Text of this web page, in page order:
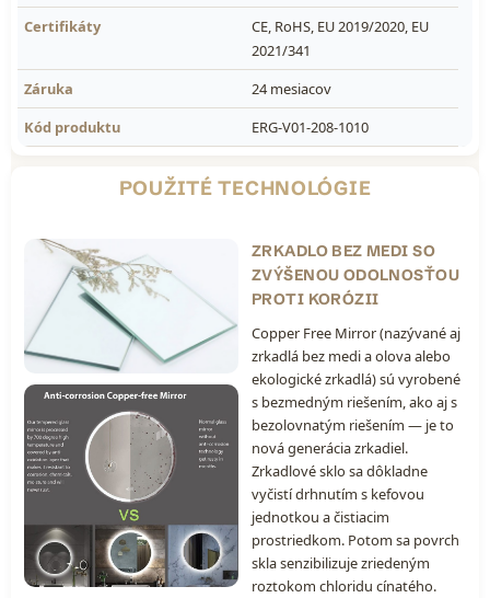
Certifikáty
CE, RoHS, EU 2019/2020, EU
2021/341
Záruka
24 mesiacov
Kód produktu
ERG-V01-208-1010
POUŽITÉ TECHNOLÓGIE
ZRKADLO BEZ MEDI SO
ZVÝŠENOU ODOLNOSŤOU
PROTI KORÓZII
Copper Free Mirror (nazývané aj
zrkadlá bez medi a olova alebo
ekologické zrkadlá) sú vyrobené
s bezmedným riešením, ako aj s
bezolovnatým riešením — je to
nová generácia zrkadiel.
Zrkadlové sklo sa dôkladne
vyčistí drhnutím s kefovou
jednotkou a čistiacim
prostriedkom. Potom sa povrch
skla senzibilizuje zriedeným
roztokom chloridu cínatého.